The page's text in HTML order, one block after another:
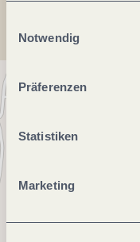
jederzeit widerrufen
ablehnen" kann es
Notwendig
Präferenzen
Statistiken
Marketing